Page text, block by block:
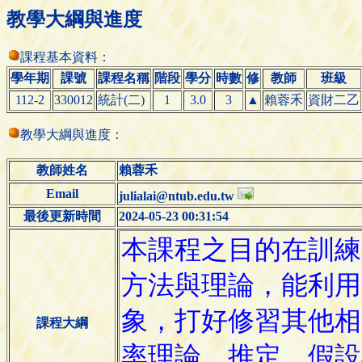
教學大綱與進度
課程基本資料：
學年期
課號 課程名稱 階段 學分 時數 修 教師
班級
112-2
330012 統計(二) 1 3.0 3 ▲ 賴蓉禾 資財二乙
教學大綱與進度：
教師姓名
賴蓉禾
Email
julialai@ntub.edu.tw
最後更新時間
2024-05-23 00:31:54
課程大綱